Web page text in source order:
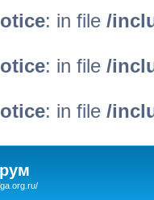
: in file /
: in file /
: in file /